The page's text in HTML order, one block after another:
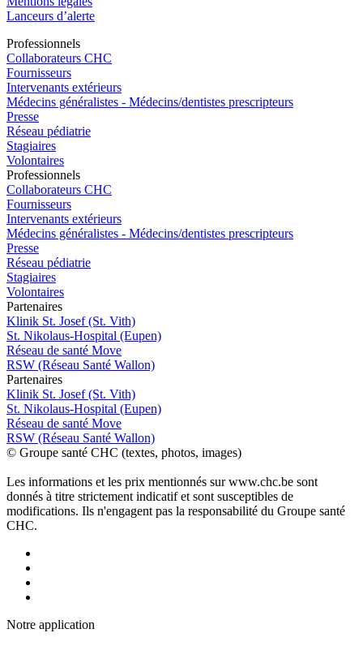
Lanceurs d’alerte
Professionnels
Collaborateurs CHC
Fournisseurs
Intervenants extérieurs
Médecins généralistes - Médecins/dentistes prescripteurs
Presse
Réseau pédiatrie
Stagiaires
Volontaires
Professionnels
Collaborateurs CHC
Fournisseurs
Intervenants extérieurs
Médecins généralistes - Médecins/dentistes prescripteurs
Presse
Réseau pédiatrie
Stagiaires
Volontaires
Partenaires
Klinik St. Josef (St. Vith)
St. Nikolaus-Hospital (Eupen)
Réseau de santé Move
RSW (Réseau Santé Wallon)
Partenaires
Klinik St. Josef (St. Vith)
St. Nikolaus-Hospital (Eupen)
Réseau de santé Move
RSW (Réseau Santé Wallon)
© Groupe santé CHC (textes, photos, images)
Les informations et les prix mentionnés sur www.chc.be sont
donnés à titre strictement indicatif et sont susceptibles de
modifications. Ils n'engagent pas la responsabilité du Groupe santé
CHC.
Notre application